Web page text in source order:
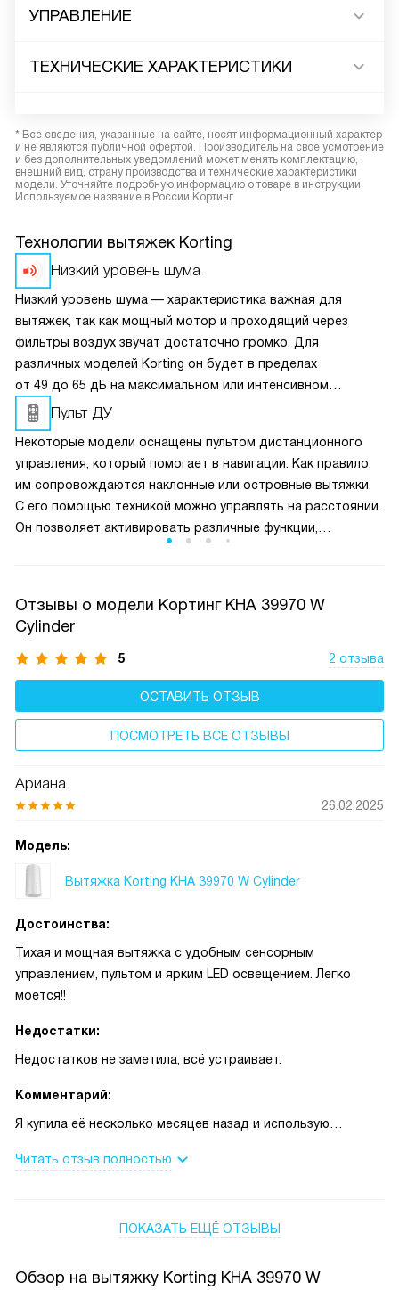
УПРАВЛЕНИЕ
ТЕХНИЧЕСКИЕ ХАРАКТЕРИСТИКИ
* Все сведения, указанные на сайте, носят информационный характер
и не являются публичной офертой. Производитель на свое усмотрение
и без дополнительных уведомлений может менять комплектацию,
внешний вид, страну производства и технические характеристики
модели. Уточняйте подробную информацию о товаре в инструкции.
Используемое название в России Кортинг
Технологии вытяжек Korting
Низкий уровень шума
Низкий уровень шума — характеристика важная для
вытяжек, так как мощный мотор и проходящий через
фильтры воздух звучат достаточно громко. Для
различных моделей Korting он будет в пределах
от 49 до 65 дБ на максимальном или интенсивном
режимах. Для сравнения: 45 дБ — это обычный разговор,
50 дБ — громкий разговор.
Пульт ДУ
Некоторые модели оснащены пультом дистанционного
управления, который помогает в навигации. Как правило,
им сопровождаются наклонные или островные вытяжки.
С его помощью техникой можно управлять на расстоянии.
Он позволяет активировать различные функции,
Отзывы о модели Кортинг KHA 39970 W
Cylinder
5 2 отзыва
ОСТАВИТЬ ОТЗЫВ
ПОСМОТРЕТЬ ВСЕ ОТЗЫВЫ
Ариана
26.02.2025
Модель:
Вытяжка Korting KHA 39970 W Cylinder
Достоинства:
Тихая и мощная вытяжка с удобным сенсорным
управлением, пультом и ярким LED освещением. Легко
моется!!
Недостатки:
Недостатков не заметила, всё устраивает.
Комментарий:
Я купила её несколько месяцев назад и использую
на семью и небольшие посиделки с друзьями, поэтому
она с запахами после жарки и запекания, но угольный
возвращается к норме гораздо быстрее. Однажды
Читать отзыв полностью
ПОКАЗАТЬ ЕЩЁ ОТЗЫВЫ
Обзор на вытяжку Korting KHA 39970 W